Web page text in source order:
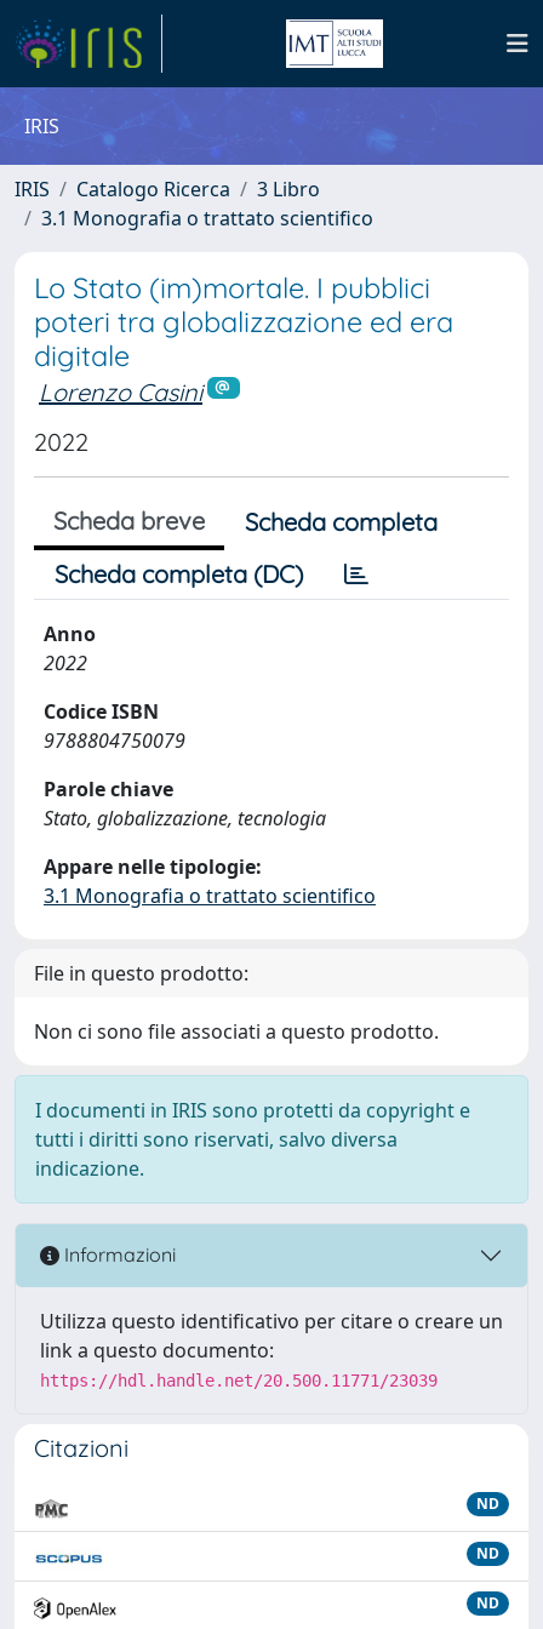
IRIS
IRIS Catalogo Ricerca
3 Libro
3.1 Monografia o trattato scientifico
Lo Stato (im)mortale. I pubblici
poteri tra globalizzazione ed era
digitale
Lorenzo Casini
2022
Scheda breve
Scheda completa
Scheda completa (DC)
Anno
2022
Codice ISBN
9788804750079
Parole chiave
Stato, globalizzazione, tecnologia
Appare nelle tipologie:
3.1 Monografia o trattato scientifico
File in questo prodotto:
Non ci sono file associati a questo prodotto.
I documenti in IRIS sono protetti da copyright e
tutti i diritti sono riservati, salvo diversa
indicazione.
Informazioni
Utilizza questo identificativo per citare o creare un
link a questo documento:
https://hdl.handle.net/20.500.11771/23039
Citazioni
ND
ND
ND